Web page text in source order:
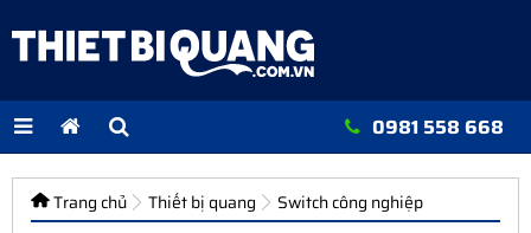
0981 558 668
Trang chủ Thiết bị quang Switch công nghiệp